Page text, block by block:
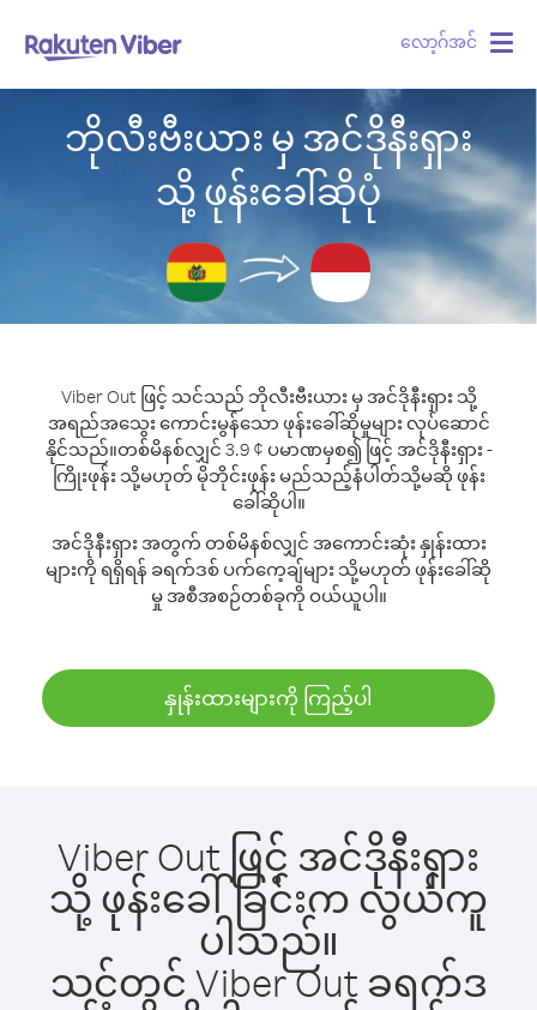
လော့ဂ်အင်
ဘိုလီးဗီးယား မှ အင်ဒိုနီးရှား
သို့ ဖုန်းခေါ်ဆိုပုံ
Viber Out ဖြင့် သင်သည် ဘိုလီးဗီးယား မှ အင်ဒိုနီးရှား သို့
အရည်အသွေး ကောင်းမွန်သော ဖုန်းခေါ်ဆိုမှုများ လုပ်ဆောင်
နိုင်သည်။တစ်မိနစ်လျှင် 3.9 ¢ ပမာဏမှစ၍ ဖြင့် အင်ဒိုနီးရှား -
ကြိုးဖုန်း သို့မဟုတ် မိုဘိုင်းဖုန်း မည်သည့်နံပါတ်သို့မဆို ဖုန်း
ခေါ်ဆိုပါ။
အင်ဒိုနီးရှား အတွက် တစ်မိနစ်လျှင် အကောင်းဆုံး နှုန်းထား
များကို ရရှိရန် ခရက်ဒစ် ပက်ကေ့ချ်များ သို့မဟုတ် ဖုန်းခေါ်ဆို
မှု အစီအစဉ်တစ်ခုကို ဝယ်ယူပါ။
နှုန်းထားများကို ကြည့်ပါ
Viber Out ဖြင့် အင်ဒိုနီးရှား
သို့ ဖုန်းခေါ်ခြင်းက လွယ်ကူ
ပါသည်။
သင့်တွင် Viber Out ခရက်ဒ